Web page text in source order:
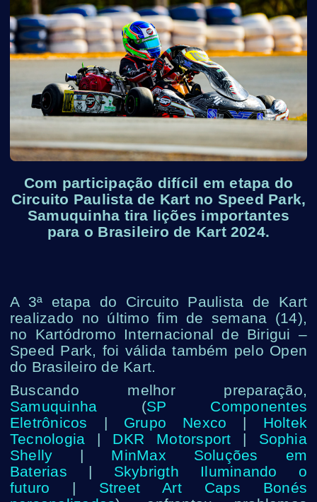
Com participação difícil em etapa do
Circuito Paulista de Kart no Speed Park,
Samuquinha tira lições importantes
para o Brasileiro de Kart 2024.
A 3ª etapa do Circuito Paulista de Kart
realizado no último fim de semana (14),
no Kartódromo Internacional de Birigui –
Speed Park, foi válida também pelo Open
do Brasileiro de Kart.
Buscando melhor preparação,
Samuquinha (SP Componentes
Eletrônicos | Grupo Nexco | Holtek
Tecnologia | DKR Motorsport | Sophia
Shelly | MinMax Soluções em
Baterias | Skybrigth Iluminando o
futuro | Street Art Caps Bonés